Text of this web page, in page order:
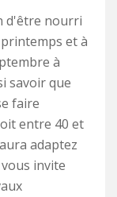
d'être nourri
et à
à
savoir que
faire
entre 40 et
adaptez
invite